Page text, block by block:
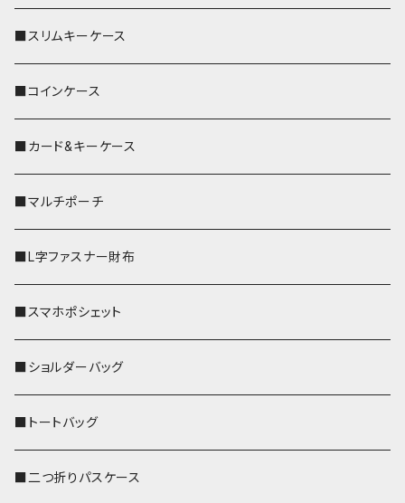
■スリムキーケース
■コインケース
■カード&キーケース
■マルチポーチ
■L字ファスナー財布
■スマホポシェット
■ショルダーバッグ
■トートバッグ
■二つ折りパスケース